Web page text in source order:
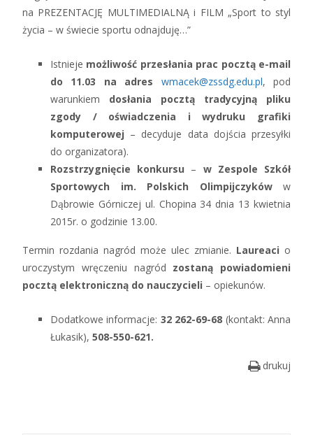
na PREZENTACJĘ MULTIMEDIALNĄ i FILM „Sport to styl
życia – w świecie sportu odnajduję…”
Istnieje możliwość przesłania prac pocztą e-mail
do 11.03 na adres wmacek@zssdg.edu.pl, pod
warunkiem dosłania pocztą tradycyjną pliku
zgody / oświadczenia i wydruku grafiki
komputerowej – decyduje data dojścia przesyłki
do organizatora).
Rozstrzygnięcie konkursu – w Zespole Szkół
Sportowych im. Polskich Olimpijczyków w
Dąbrowie Górniczej ul. Chopina 34 dnia 13 kwietnia
2015r. o godzinie 13.00.
Termin rozdania nagród może ulec zmianie. Laureaci o
uroczystym wręczeniu nagród zostaną powiadomieni
pocztą elektroniczną do nauczycieli – opiekunów.
Dodatkowe informacje: 32 262-69-68 (kontakt: Anna
Łukasik), 508-550-621.
drukuj